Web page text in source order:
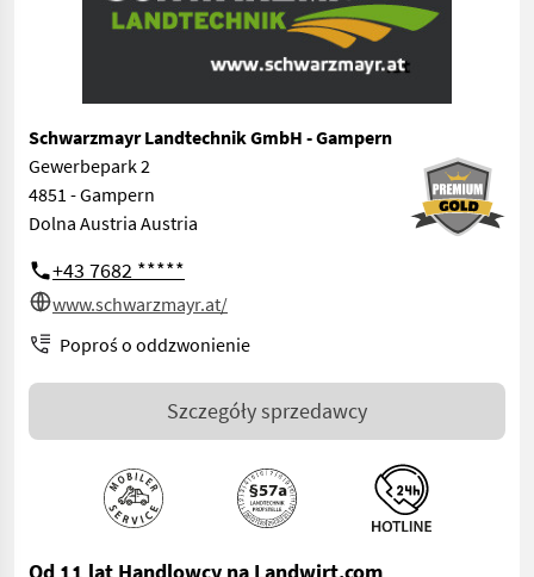
Schwarzmayr Landtechnik GmbH - Gampern
Gewerbepark 2
4851 - Gampern
Dolna Austria Austria
+43 7682 *****
www.schwarzmayr.at/
Poproś o oddzwonienie
Szczegóły sprzedawcy